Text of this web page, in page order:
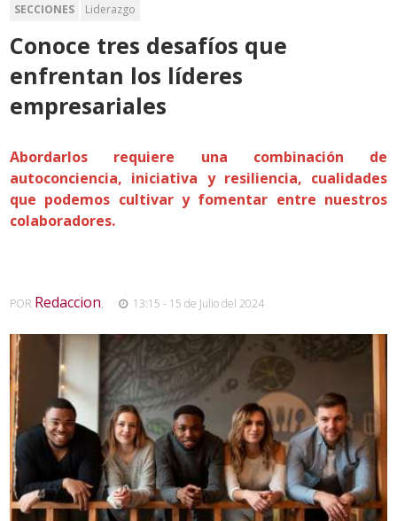
SECCIONES Liderazgo
Conoce tres desafíos que
enfrentan los líderes
empresariales
Abordarlos requiere una combinación de
autoconciencia, iniciativa y resiliencia, cualidades
que podemos cultivar y fomentar entre nuestros
colaboradores.
POR Redaccion, 13:15 - 15 de Julio del 2024